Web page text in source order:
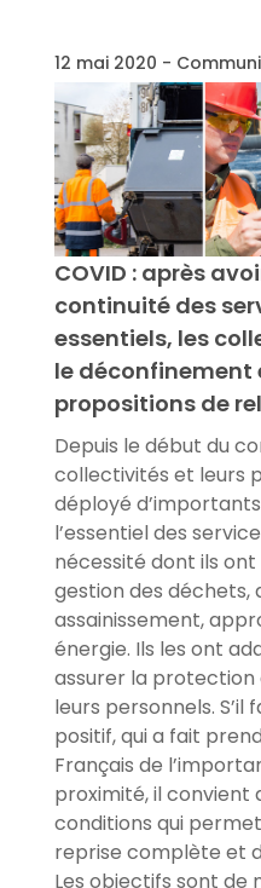
12 mai 2020 -
COVID : après
continuité des
essentiels, les
le déconfinement
propositions de
Depuis le début du
collectivités et leurs
déployé
l’essentiel des
nécessité dont ils
gestion des déchets,
assainissement,
énergie. Ils les ont
assurer la protection
leurs personnels.
positif, qui a fait
Français de
proximité, il convient
conditions qui
reprise complète et
Les objectifs sont de